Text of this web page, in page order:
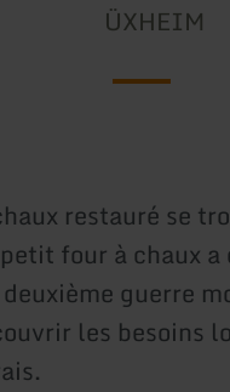
ÜXHEIM
restauré se
four à chaux
guerre
les besoins